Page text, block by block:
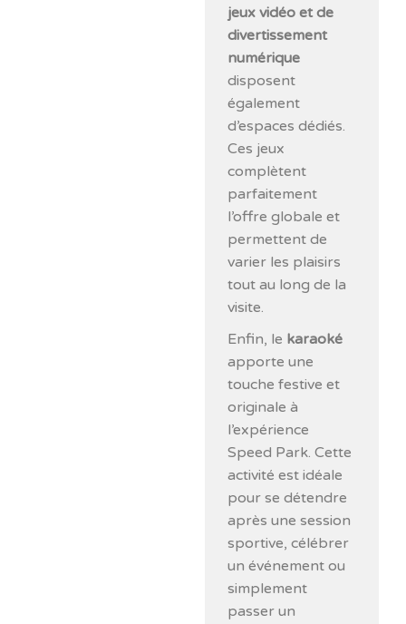
jeux vidéo et de
divertissement
numérique
disposent
également
d’espaces dédiés.
Ces jeux
complètent
parfaitement
l’offre globale et
permettent de
varier les plaisirs
tout au long de la
visite.
Enfin, le karaoké
apporte une
touche festive et
originale à
l’expérience
Speed Park. Cette
activité est idéale
pour se détendre
après une session
sportive, célébrer
un événement ou
simplement
passer un